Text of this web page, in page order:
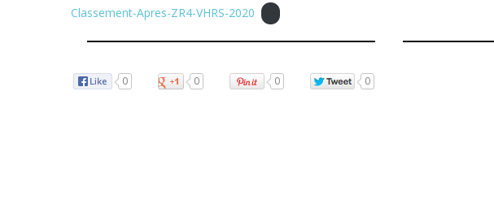
Classement-Apres-ZR4-VHRS-2020
0 0 0 0